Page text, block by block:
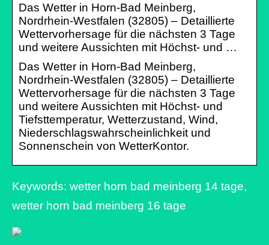
Das Wetter in Horn-Bad Meinberg,
Nordrhein-Westfalen (32805) – Detaillierte
Wettervorhersage für die nächsten 3 Tage
und weitere Aussichten mit Höchst- und …
Das Wetter in Horn-Bad Meinberg,
Nordrhein-Westfalen (32805) – Detaillierte
Wettervorhersage für die nächsten 3 Tage
und weitere Aussichten mit Höchst- und
Tiefsttemperatur, Wetterzustand, Wind,
Niederschlagswahrscheinlichkeit und
Sonnenschein von WetterKontor.
Keywords: wetter horn bad meinberg 14 tage,
wetter horn bad meinberg 16 tage